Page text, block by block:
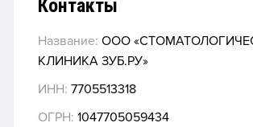
Контакты
Название: ООО
КЛИНИКА ЗУБ.РУ»
ИНН: 7705513318
ОГРН: 1047705059434